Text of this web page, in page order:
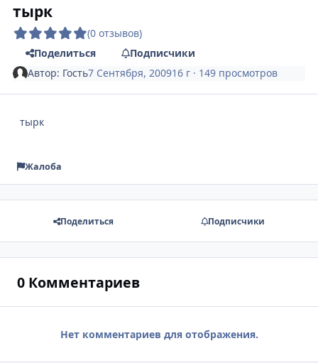
тырк
(0 отзывов)
Поделиться
Подписчики
Автор: Гость7 Сентября, 200916 г · 149 просмотров
тырк
Жалоба
Поделиться Подписчики
0 Комментариев
Нет комментариев для отображения.